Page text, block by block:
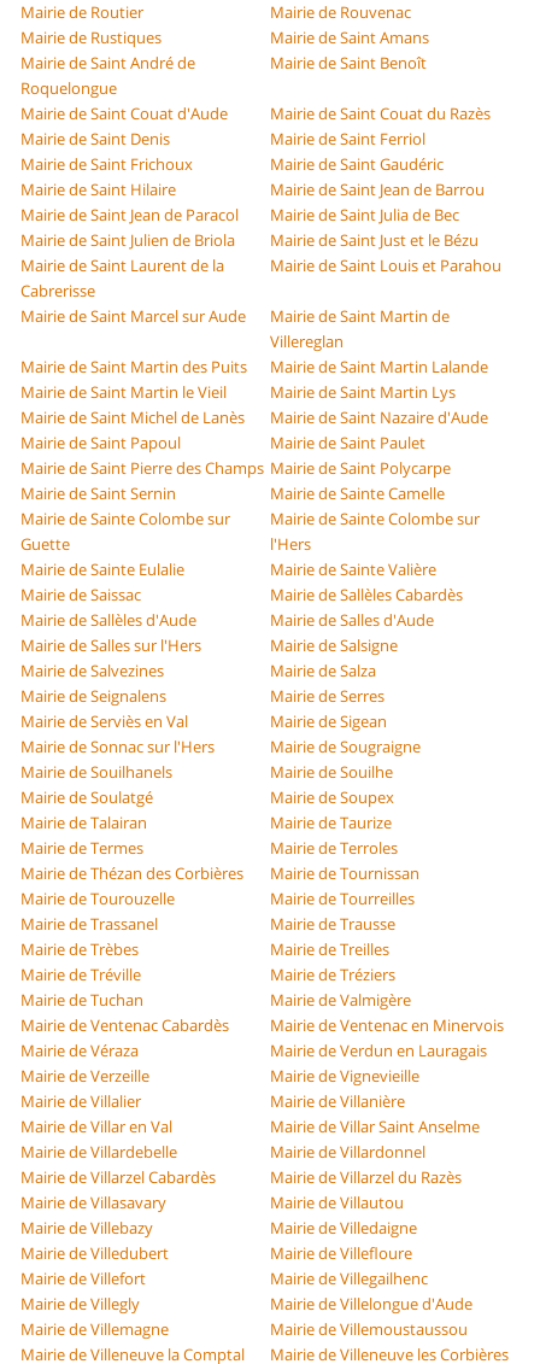
Mairie de Routier
Mairie de Rouvenac
Mairie de Rustiques
Mairie de Saint Amans
Mairie de Saint André de
Roquelongue
Mairie de Saint Benoît
Mairie de Saint Couat d'Aude
Mairie de Saint Couat du Razès
Mairie de Saint Denis
Mairie de Saint Ferriol
Mairie de Saint Frichoux
Mairie de Saint Gaudéric
Mairie de Saint Hilaire
Mairie de Saint Jean de Barrou
Mairie de Saint Jean de Paracol
Mairie de Saint Julia de Bec
Mairie de Saint Julien de Briola
Mairie de Saint Just et le Bézu
Mairie de Saint Laurent de la
Cabrerisse
Mairie de Saint Louis et Parahou
Mairie de Saint Marcel sur Aude
Mairie de Saint Martin de
Villereglan
Mairie de Saint Martin des Puits
Mairie de Saint Martin Lalande
Mairie de Saint Martin le Vieil
Mairie de Saint Martin Lys
Mairie de Saint Michel de Lanès
Mairie de Saint Nazaire d'Aude
Mairie de Saint Papoul
Mairie de Saint Paulet
Mairie de Saint Pierre des Champs Mairie de Saint Polycarpe
Mairie de Saint Sernin
Mairie de Sainte Camelle
Mairie de Sainte Colombe sur
Guette
Mairie de Sainte Colombe sur
l'Hers
Mairie de Sainte Eulalie
Mairie de Sainte Valière
Mairie de Saissac
Mairie de Sallèles Cabardès
Mairie de Sallèles d'Aude
Mairie de Salles d'Aude
Mairie de Salles sur l'Hers
Mairie de Salsigne
Mairie de Salvezines
Mairie de Salza
Mairie de Seignalens
Mairie de Serres
Mairie de Serviès en Val
Mairie de Sigean
Mairie de Sonnac sur l'Hers
Mairie de Sougraigne
Mairie de Souilhanels
Mairie de Souilhe
Mairie de Soulatgé
Mairie de Soupex
Mairie de Talairan
Mairie de Taurize
Mairie de Termes
Mairie de Terroles
Mairie de Thézan des Corbières
Mairie de Tournissan
Mairie de Tourouzelle
Mairie de Tourreilles
Mairie de Trassanel
Mairie de Trausse
Mairie de Trèbes
Mairie de Treilles
Mairie de Tréville
Mairie de Tréziers
Mairie de Tuchan
Mairie de Valmigère
Mairie de Ventenac Cabardès
Mairie de Ventenac en Minervois
Mairie de Véraza
Mairie de Verdun en Lauragais
Mairie de Verzeille
Mairie de Vignevieille
Mairie de Villalier
Mairie de Villanière
Mairie de Villar en Val
Mairie de Villar Saint Anselme
Mairie de Villardebelle
Mairie de Villardonnel
Mairie de Villarzel Cabardès
Mairie de Villarzel du Razès
Mairie de Villasavary
Mairie de Villautou
Mairie de Villebazy
Mairie de Villedaigne
Mairie de Villedubert
Mairie de Villefloure
Mairie de Villefort
Mairie de Villegailhenc
Mairie de Villegly
Mairie de Villelongue d'Aude
Mairie de Villemagne
Mairie de Villemoustaussou
Mairie de Villeneuve la Comptal
Mairie de Villeneuve les Corbières